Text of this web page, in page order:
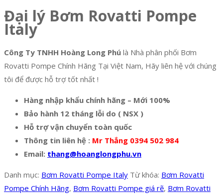
Đại lý Bơm Rovatti Pompe
Italy
Công Ty TNHH Hoàng Long Phú là Nhà phân phối Bơm
Rovatti Pompe Chính Hãng Tại Việt Nam, Hãy liên hệ với chúng
tôi để được hỗ trợ tốt nhất !
Hàng nhập khẩu chính hãng – Mới 100%
Bảo hành 12 tháng lỗi do ( NSX )
Hỗ trợ vận chuyển toàn quốc
Thông tin liên hệ : Mr Thắng 0394 502 984
Email: thang@hoanglongphu.vn
Danh mục: Bơm Rovatti Pompe Italy Từ khóa: Bơm Rovatti
Pompe Chính Hãng, Bơm Rovatti Pompe giá rẽ, Bơm Rovatti